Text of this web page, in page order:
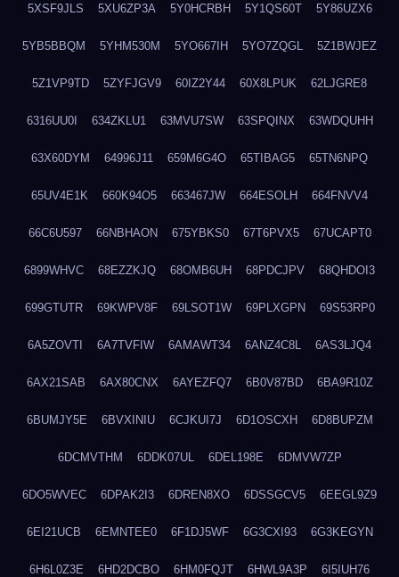
5XSF9JLS 5XU6ZP3A 5Y0HCRBH 5Y1QS60T 5Y86UZX6
5YB5BBQM 5YHM530M 5YO667IH 5YO7ZQGL 5Z1BWJEZ
5Z1VP9TD 5ZYFJGV9 60IZ2Y44 60X8LPUK 62LJGRE8
6316UU0I 634ZKLU1 63MVU7SW 63SPQINX 63WDQUHH
63X60DYM 64996J11 659M6G4O 65TIBAG5 65TN6NPQ
65UV4E1K 660K94O5 663467JW 664ESOLH 664FNVV4
66C6U597 66NBHAON 675YBKS0 67T6PVX5 67UCAPT0
6899WHVC 68EZZKJQ 68OMB6UH 68PDCJPV 68QHDOI3
699GTUTR 69KWPV8F 69LSOT1W 69PLXGPN 69S53RP0
6A5ZOVTI 6A7TVFIW 6AMAWT34 6ANZ4C8L 6AS3LJQ4
6AX21SAB 6AX80CNX 6AYEZFQ7 6B0V87BD 6BA9R10Z
6BUMJY5E 6BVXINIU 6CJKUI7J 6D1OSCXH 6D8BUPZM
6DCMVTHM 6DDK07UL 6DEL198E 6DMVW7ZP
6DO5WVEC 6DPAK2I3 6DREN8XO 6DSSGCV5 6EEGL9Z9
6EI21UCB 6EMNTEE0 6F1DJ5WF 6G3CXI93 6G3KEGYN
6H6L0Z3E 6HD2DCBO 6HM0FQJT 6HWL9A3P 6I5IUH76